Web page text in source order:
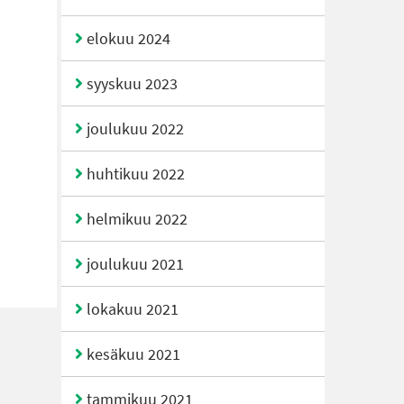
elokuu 2024
syyskuu 2023
joulukuu 2022
huhtikuu 2022
helmikuu 2022
joulukuu 2021
lokakuu 2021
kesäkuu 2021
tammikuu 2021